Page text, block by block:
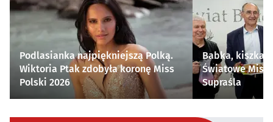
Podlasianka najpiękniejszą Polką.
Wiktoria Ptak zdobyła koronę Miss
Polski 2026
Babka, kiszka i
Światowe
Supraśla